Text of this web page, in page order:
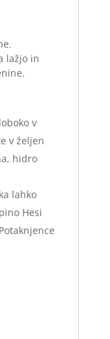
lažjo in
v
v željen
hidro
lahko
Hesi